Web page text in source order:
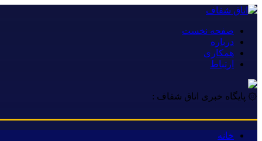
صفحه نخست
درباره
همکاری
ارتباط
۞ پایگاه خبری اتاق شفاف :
خانه